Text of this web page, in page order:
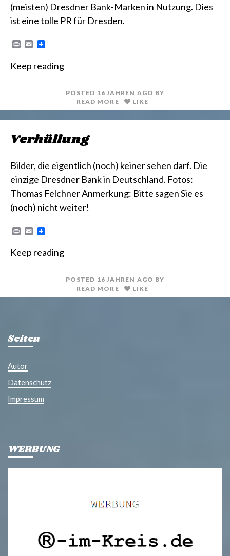
(meisten) Dresdner Bank-Marken in Nutzung. Dies
ist eine tolle PR für Dresden.
n
E
i
Keep reading
POSTED 16 JAHREN AGO BY
READ MORE
LIKE
Verhüllung
Bilder, die eigentlich (noch) keiner sehen darf. Die
einzige Dresdner Bank in Deutschland. Fotos:
Thomas Felchner Anmerkung: Bitte sagen Sie es
(noch) nicht weiter!
P
n
E
i
Keep reading
POSTED 16 JAHREN AGO BY
READ MORE
LIKE
Seiten
Autor
Datenschutz
Impressum
WERBUNG